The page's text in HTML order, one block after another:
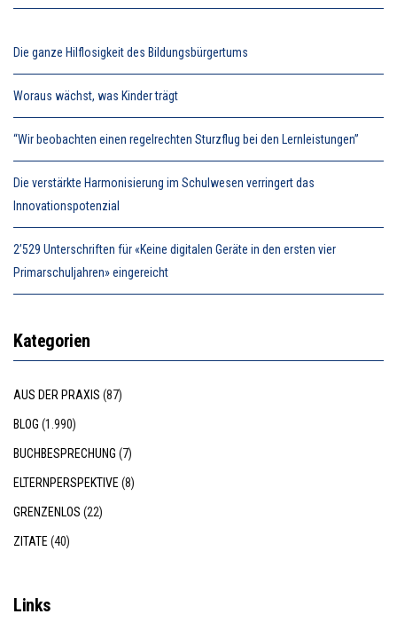
Die ganze Hilflosigkeit des Bildungsbürgertums
Woraus wächst, was Kinder trägt
“Wir beobachten einen regelrechten Sturzflug bei den Lernleistungen”
Die verstärkte Harmonisierung im Schulwesen verringert das
Innovationspotenzial
2’529 Unterschriften für «Keine digitalen Geräte in den ersten vier
Primarschuljahren» eingereicht
Kategorien
AUS DER PRAXIS (87)
BLOG (1.990)
BUCHBESPRECHUNG (7)
ELTERNPERSPEKTIVE (8)
GRENZENLOS (22)
ZITATE (40)
Links